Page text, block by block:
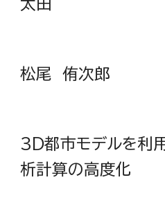
太田
松尾 侑次郎
3D都市モデルを利
析計算の高度化